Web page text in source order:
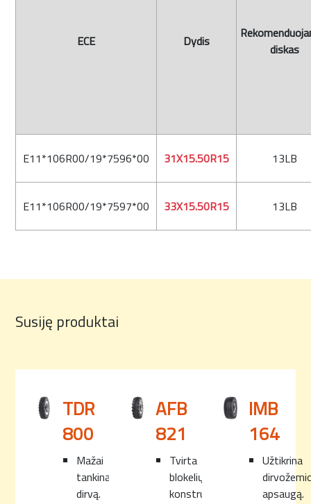
ECE Dydis
diskas
E11*106R00/19*7596*00 31X15.50R15 13LB
E11*106R00/19*7597*00 33X15.50R15 13LB
Susiję produktai
TDR
800
Mažai
tankina
dirvą.
AFB
821
Tvirta
blokelių
konstrukcija
IMB
164
Užtikrina
apsaugą.